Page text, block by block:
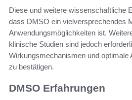
Diese und weitere wissenschaftliche
dass DMSO ein vielversprechendes
Anwendungsmöglichkeiten ist.
klinische Studien sind jedoch
Wirkungsmechanismen und optimale
zu bestätigen.
DMSO Erfahrungen